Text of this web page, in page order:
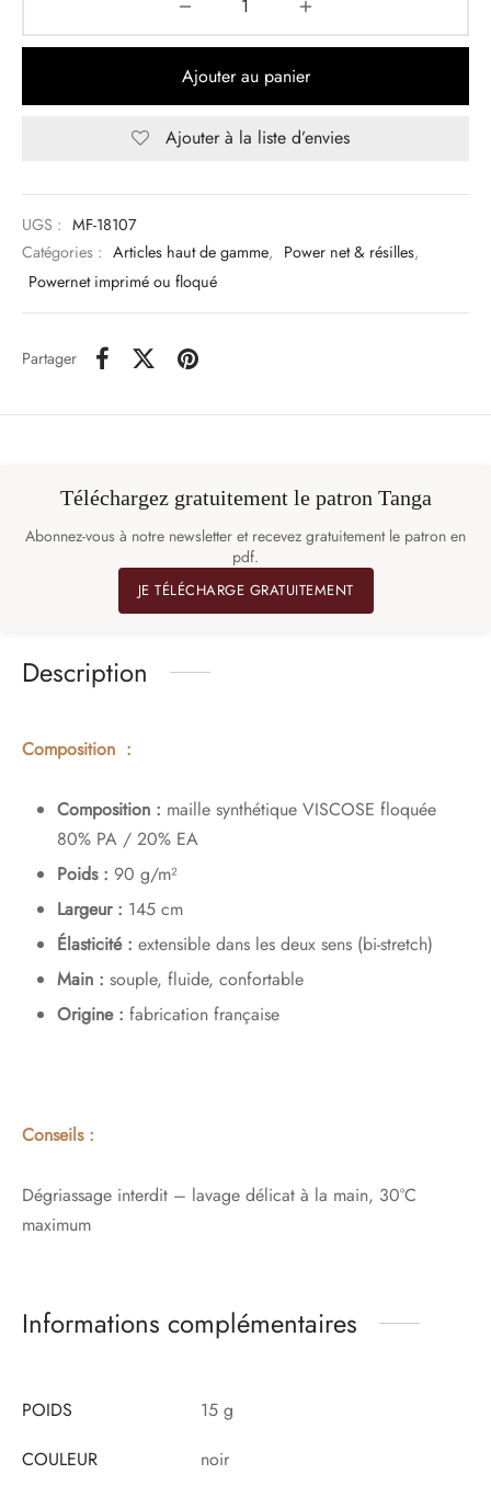
Ajouter au panier
Ajouter à la liste d’envies
UGS : MF-18107
Catégories : Articles haut de gamme, Power net & résilles,
Powernet imprimé ou floqué
Partager
Téléchargez gratuitement le patron Tanga
Abonnez-vous à notre newsletter et recevez gratuitement le patron en
pdf.
JE TÉLÉCHARGE GRATUITEMENT
Description
Composition :
Composition : maille synthétique VISCOSE floquée
80% PA / 20% EA
Poids : 90 g/m²
Largeur : 145 cm
Élasticité : extensible dans les deux sens (bi-stretch)
Main : souple, fluide, confortable
Origine : fabrication française
Conseils :
Dégriassage interdit – lavage délicat à la main, 30°C
maximum
Informations complémentaires
POIDS
15 g
COULEUR
noir